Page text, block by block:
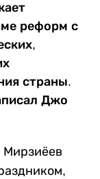
реформ с
страны.
Джо
Мирзиёев